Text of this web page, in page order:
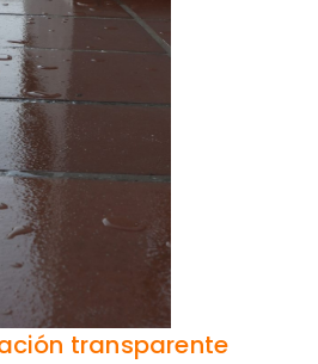
transparente